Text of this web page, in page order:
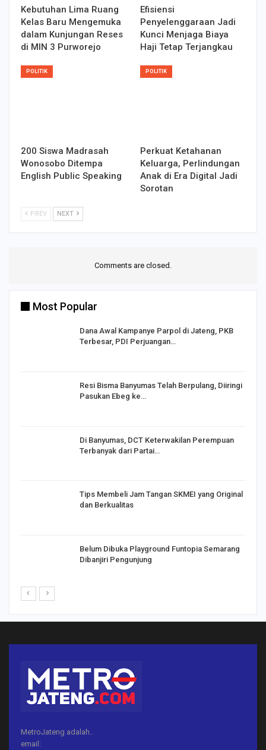
Kebutuhan Lima Ruang
Kelas Baru Mengemuka
dalam Kunjungan Reses
di MIN 3 Purworejo
Efisiensi
Penyelenggaraan Jadi
Kunci Menjaga Biaya
Haji Tetap Terjangkau
POLITIK
200 Siswa Madrasah
Wonosobo Ditempa
English Public Speaking
POLITIK
Perkuat Ketahanan
Keluarga, Perlindungan
Anak di Era Digital Jadi
Sorotan
PREV NEXT
Comments are closed.
Most Popular
Dana Awal Kampanye Parpol di Jateng, PKB
Terbesar, PDI Perjuangan…
Resi Bisma Banyumas Telah Berpulang, Diiringi
Pasukan Ebeg ke…
Di Banyumas, DCT Keterwakilan Perempuan
Terbanyak dari Partai…
Tips Membeli Jam Tangan SKMEI yang Original
dan Berkualitas
Belum Dibuka Playground Funtopia Semarang
Dibanjiri Pengunjung
MetroJateng adalah..
email: